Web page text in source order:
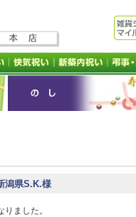
潟県S.K.様
ました。